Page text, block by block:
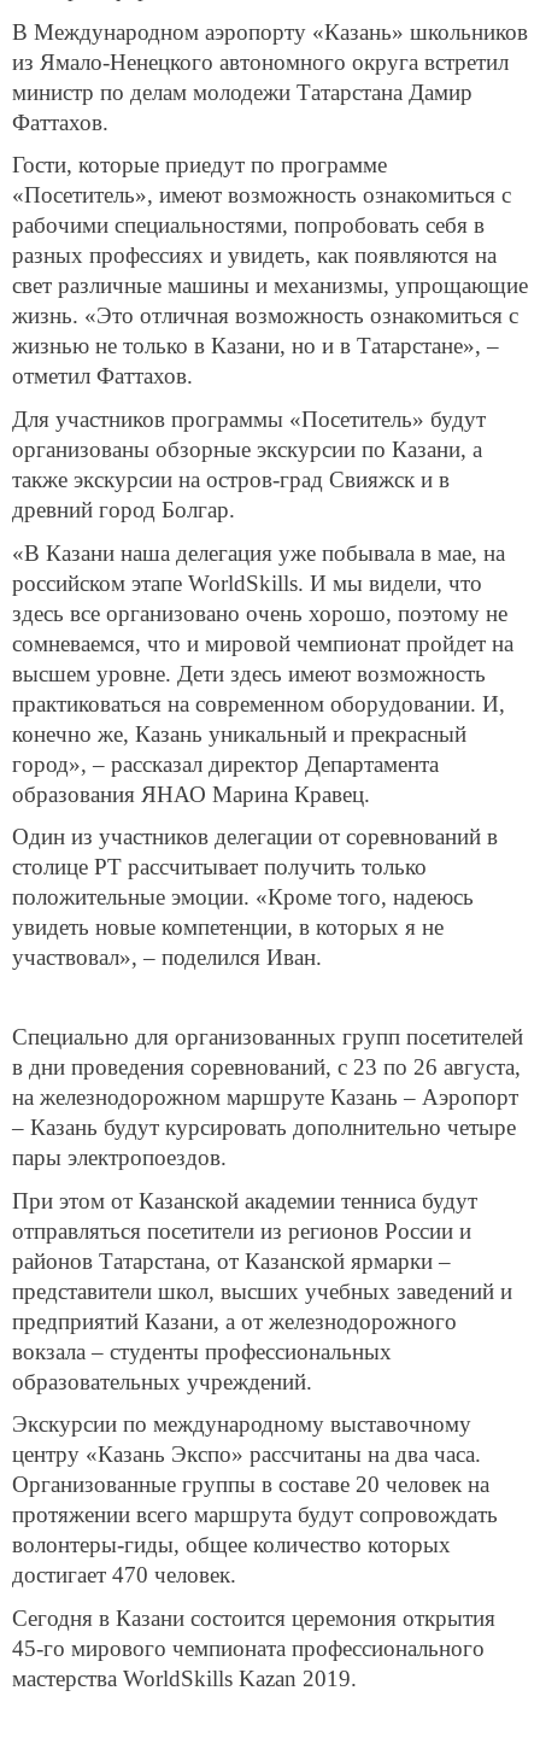
В Международном аэропорту «Казань» школьников
из Ямало-Ненецкого автономного округа встретил
министр по делам молодежи Татарстана Дамир
Фаттахов.
Гости, которые приедут по программе
«Посетитель», имеют возможность ознакомиться с
рабочими специальностями, попробовать себя в
разных профессиях и увидеть, как появляются на
свет различные машины и механизмы, упрощающие
жизнь. «Это отличная возможность ознакомиться с
жизнью не только в Казани, но и в Татарстане», –
отметил Фаттахов.
Для участников программы «Посетитель» будут
организованы обзорные экскурсии по Казани, а
также экскурсии на остров-град Свияжск и в
древний город Болгар.
«В Казани наша делегация уже побывала в мае, на
российском этапе WorldSkills. И мы видели, что
здесь все организовано очень хорошо, поэтому не
сомневаемся, что и мировой чемпионат пройдет на
высшем уровне. Дети здесь имеют возможность
практиковаться на современном оборудовании. И,
конечно же, Казань уникальный и прекрасный
город», – рассказал директор Департамента
образования ЯНАО Марина Кравец.
Один из участников делегации от соревнований в
столице РТ рассчитывает получить только
положительные эмоции. «Кроме того, надеюсь
увидеть новые компетенции, в которых я не
участвовал», – поделился Иван.
Специально для организованных групп посетителей
в дни проведения соревнований, с 23 по 26 августа,
на железнодорожном маршруте Казань – Аэропорт
– Казань будут курсировать дополнительно четыре
пары электропоездов.
При этом от Казанской академии тенниса будут
отправляться посетители из регионов России и
районов Татарстана, от Казанской ярмарки –
представители школ, высших учебных заведений и
предприятий Казани, а от железнодорожного
вокзала – студенты профессиональных
образовательных учреждений.
Экскурсии по международному выставочному
центру «Казань Экспо» рассчитаны на два часа.
Организованные группы в составе 20 человек на
протяжении всего маршрута будут сопровождать
волонтеры-гиды, общее количество которых
достигает 470 человек.
Сегодня в Казани состоится церемония открытия
45-го мирового чемпионата профессионального
мастерства WorldSkills Kazan 2019.